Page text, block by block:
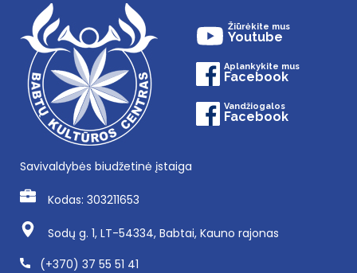
Žiūrėkite mus
Youtube
Aplankykite mus
Facebook
Vandžiogalos
Facebook
Savivaldybės biudžetinė įstaiga
Kodas: 303211653
Sodų g. 1, LT-54334, Babtai, Kauno rajonas
(+370) 37 55 51 41